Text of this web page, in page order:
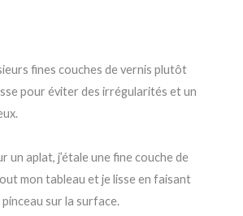
fines couches de vernis plutôt
pour éviter des irrégularités et un
un aplat, j’étale une fine couche de
mon tableau et je lisse en faisant
sur la surface.